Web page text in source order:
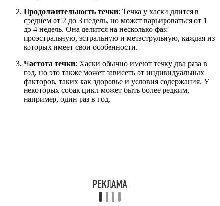
Продолжительность течки: Течка у хаски длится в
среднем от 2 до 3 недель, но может варьироваться от 1
до 4 недель. Она делится на несколько фаз:
проэстральную, эстральную и метэструльную, каждая из
которых имеет свои особенности.
Частота течки: Хаски обычно имеют течку два раза в
год, но это также может зависеть от индивидуальных
факторов, таких как здоровье и условия содержания. У
некоторых собак цикл может быть более редким,
например, один раз в год.